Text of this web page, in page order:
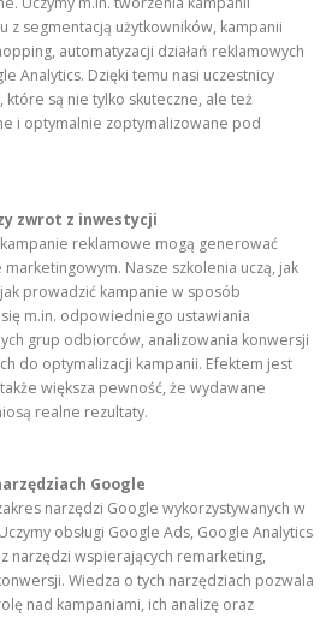
z segmentacją użytkowników, kampanii
automatyzacji działań reklamowych
Analytics. Dzięki temu nasi uczestnicy
są nie tylko skuteczne, ale też
i optymalnie zoptymalizowane pod
zwrot z inwestycji
reklamowe mogą generować
Nasze szkolenia uczą, jak
prowadzić kampanie w sposób
m.in. odpowiedniego ustawiania
grup odbiorców, analizowania konwersji
do optymalizacji kampanii. Efektem jest
większa pewność, że wydawane
realne rezultaty.
Google
narzędzi Google wykorzystywanych w
obsługi Google Ads, Google Analytics
narzędzi wspierających remarketing,
Wiedza o tych narzędziach pozwala
nad kampaniami, ich analizę oraz